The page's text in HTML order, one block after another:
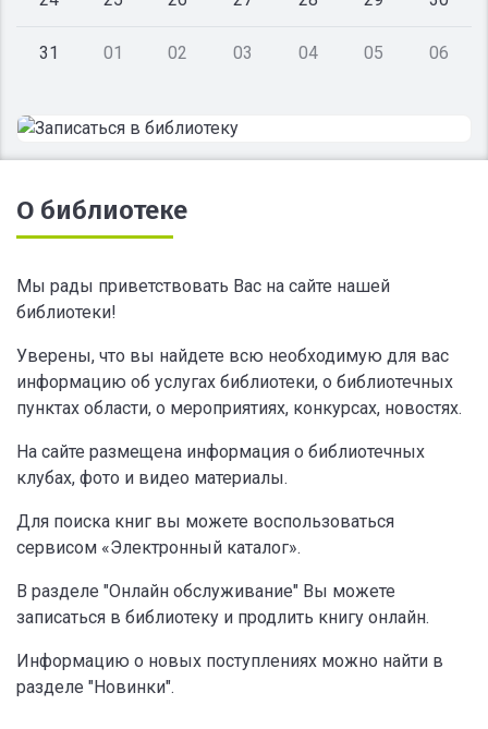
31 01 02 03 04 05 06
О библиотеке
Мы рады приветствовать Вас на сайте нашей
библиотеки!
Уверены, что вы найдете всю необходимую для вас
информацию об услугах библиотеки, о библиотечных
пунктах области, о мероприятиях, конкурсах, новостях.
На сайте размещена информация о библиотечных
клубах, фото и видео материалы.
Для поиска книг вы можете воспользоваться
сервисом «Электронный каталог».
В разделе "Онлайн обслуживание" Вы можете
записаться в библиотеку и продлить книгу онлайн.
Информацию о новых поступлениях можно найти в
разделе "Новинки".